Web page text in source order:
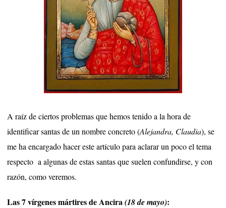
A raíz de ciertos problemas que hemos tenido a la hora de
identificar santas de un nombre concreto (Alejandra, Claudia), se
me ha encargado hacer este artículo para aclarar un poco el tema
respecto a algunas de estas santas que suelen confundirse, y con
razón, como veremos.
Las 7 vírgenes mártires de Ancira(18 de mayo):